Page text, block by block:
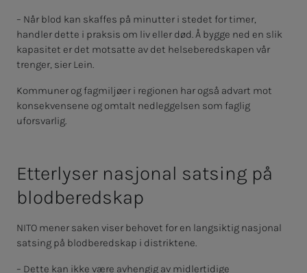
– Når blod kan skaffes på minutter i stedet for timer,
handler dette i praksis om liv eller død. Å bygge ned en slik
kapasitet er det motsatte av det helseberedskapen vår
trenger, sier Lein.
Kommuner og fagmiljøer i regionen har også advart mot
konsekvensene og omtalt nedleggelsen som faglig
uforsvarlig.
Etter­­­ly­­­ser na­­­sjo­­­nal sat­­­sing på
blo­d­­­be­red­­­skap
NITO mener saken viser behovet for en langsiktig nasjonal
satsing på blodberedskap i distriktene.
– Dette kan ikke være avhengig av midlertidige